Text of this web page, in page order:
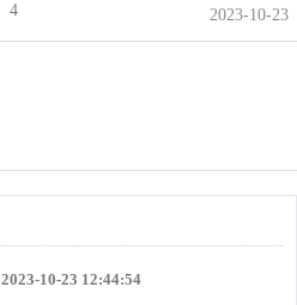
4 2023-10-23
2023-10-23 12:44:54